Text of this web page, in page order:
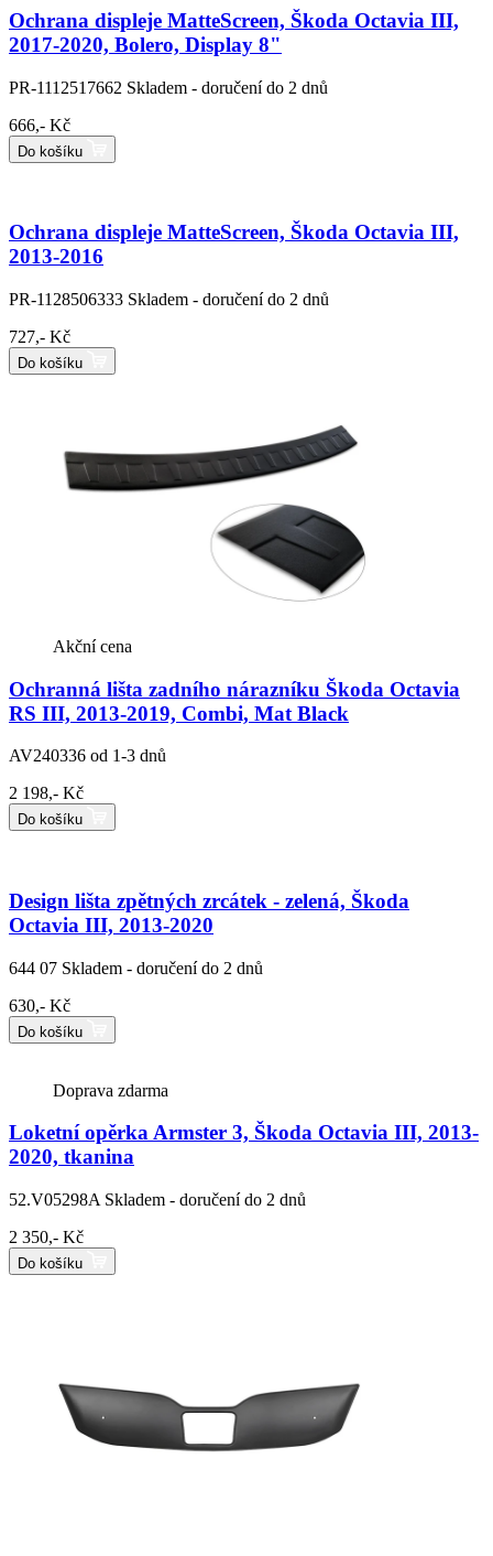
Ochrana displeje MatteScreen, Škoda Octavia III,
2017-2020, Bolero, Display 8"
PR-1112517662 Skladem - doručení do 2 dnů
666,- Kč
Do košíku
Ochrana displeje MatteScreen, Škoda Octavia III,
2013-2016
PR-1128506333 Skladem - doručení do 2 dnů
727,- Kč
Do košíku
Akční cena
Ochranná lišta zadního nárazníku Škoda Octavia
RS III, 2013-2019, Combi, Mat Black
AV240336 od 1-3 dnů
2 198,- Kč
Do košíku
Design lišta zpětných zrcátek - zelená, Škoda
Octavia III, 2013-2020
644 07 Skladem - doručení do 2 dnů
630,- Kč
Do košíku
Doprava zdarma
Loketní opěrka Armster 3, Škoda Octavia III, 2013-
2020, tkanina
52.V05298A Skladem - doručení do 2 dnů
2 350,- Kč
Do košíku